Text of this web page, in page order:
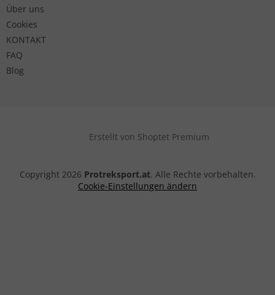
Über uns
Cookies
KONTAKT
FAQ
Blog
Erstellt von Shoptet Premium
Copyright 2026 Protreksport.at. Alle Rechte vorbehalten.
Cookie-Einstellungen ändern